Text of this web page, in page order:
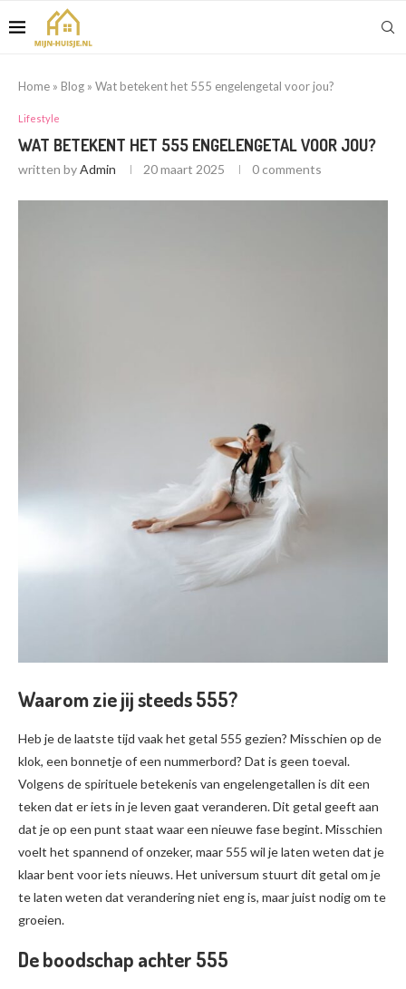
Home » Blog » Wat betekent het 555 engelengetal voor jou?
Lifestyle
WAT BETEKENT HET 555 ENGELENGETAL VOOR JOU?
written byAdmin 20 maart 2025 0 comments
Waarom zie jij steeds 555?
Heb je de laatste tijd vaak het getal 555 gezien? Misschien op de
klok, een bonnetje of een nummerbord? Dat is geen toeval.
Volgens de spirituele betekenis van engelengetallen is dit een
teken dat er iets in je leven gaat veranderen. Dit getal geeft aan
dat je op een punt staat waar een nieuwe fase begint. Misschien
voelt het spannend of onzeker, maar 555 wil je laten weten dat je
klaar bent voor iets nieuws. Het universum stuurt dit getal om je
te laten weten dat verandering niet eng is, maar juist nodig om te
groeien.
De boodschap achter 555